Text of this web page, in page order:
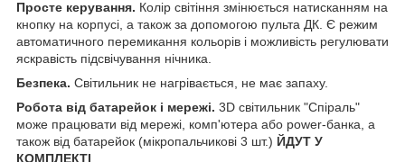
Просте керування. Колір світіння змінюється натисканням на
кнопку на корпусі, а також за допомогою пульта ДК. Є режим
автоматичного перемикання кольорів і можливість регулювати
яскравість підсвічування нічника.
Безпека. Світильник не нагрівається, не має запаху.
Робота від батарейок і мережі. 3D світильник "Спіраль"
може працювати від мережі, комп'ютера або power-банка, а
також від батарейок (мікропальчикові 3 шт.) ЙДУТ У
КОМПЛЕКТІ